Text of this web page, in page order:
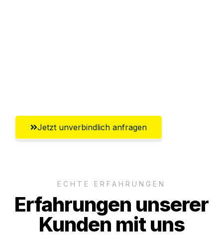
Jetzt unverbindlich anfragen
ECHTE ERFAHRUNGEN
Erfahrungen unserer
Kunden mit uns